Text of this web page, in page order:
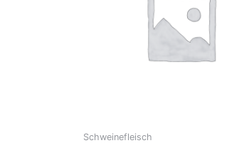
Schweinefleisch